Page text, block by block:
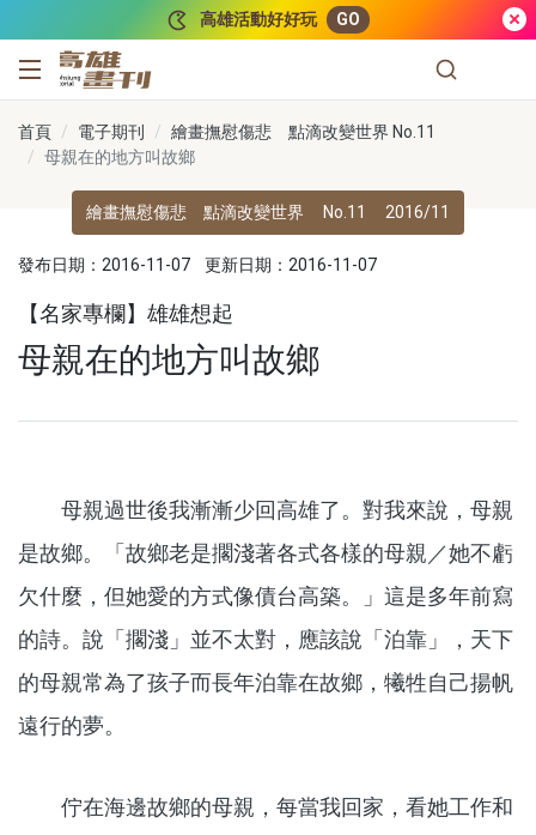
高雄活動好好玩 GO
高雄畫刊
首頁 電子期刊
繪畫撫慰傷悲 點滴改變世界 No.11
母親在的地方叫故鄉
繪畫撫慰傷悲 點滴改變世界 No.11 2016/11
發布日期：2016-11-07 更新日期：2016-11-07
【名家專欄】雄雄想起
母親在的地方叫故鄉
母親過世後我漸漸少回高雄了。對我來說，母親
是故鄉。「故鄉老是擱淺著各式各樣的母親／她不虧
欠什麼，但她愛的方式像債台高築。」這是多年前寫
的詩。說「擱淺」並不太對，應該說「泊靠」，天下
的母親常為了孩子而長年泊靠在故鄉，犧牲自己揚帆
遠行的夢。
佇在海邊故鄉的母親，每當我回家，看她工作和